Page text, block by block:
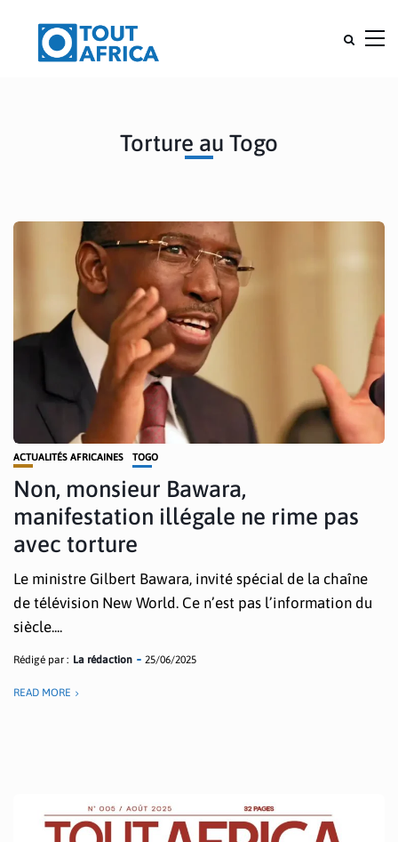
Torture au Togo
ACTUALITÉS AFRICAINES TOGO
Non, monsieur Bawara,
manifestation illégale ne rime pas
avec torture
Le ministre Gilbert Bawara, invité spécial de la chaîne
de télévision New World. Ce n’est pas l’information du
siècle....
Rédigé par : La rédaction 25/06/2025
READ MORE